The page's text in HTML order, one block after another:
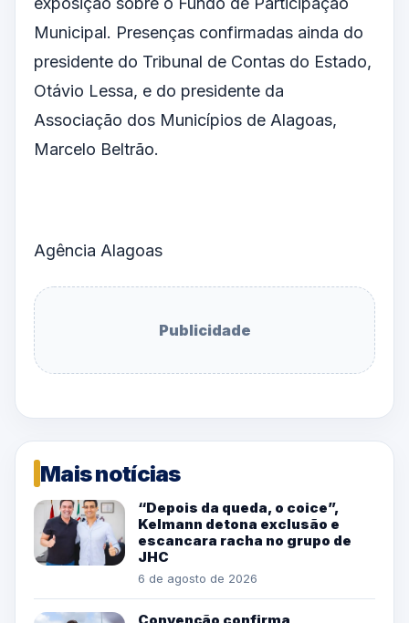
Municipal. Presenças confirmadas ainda do
presidente do Tribunal de Contas do Estado,
Otávio Lessa, e do presidente da
Associação dos Municípios de Alagoas,
Marcelo Beltrão.
Agência Alagoas
Publicidade
Mais notícias
“Depois da queda, o coice”,
Kelmann detona exclusão e
escancara racha no grupo de
JHC
6 de agosto de 2026